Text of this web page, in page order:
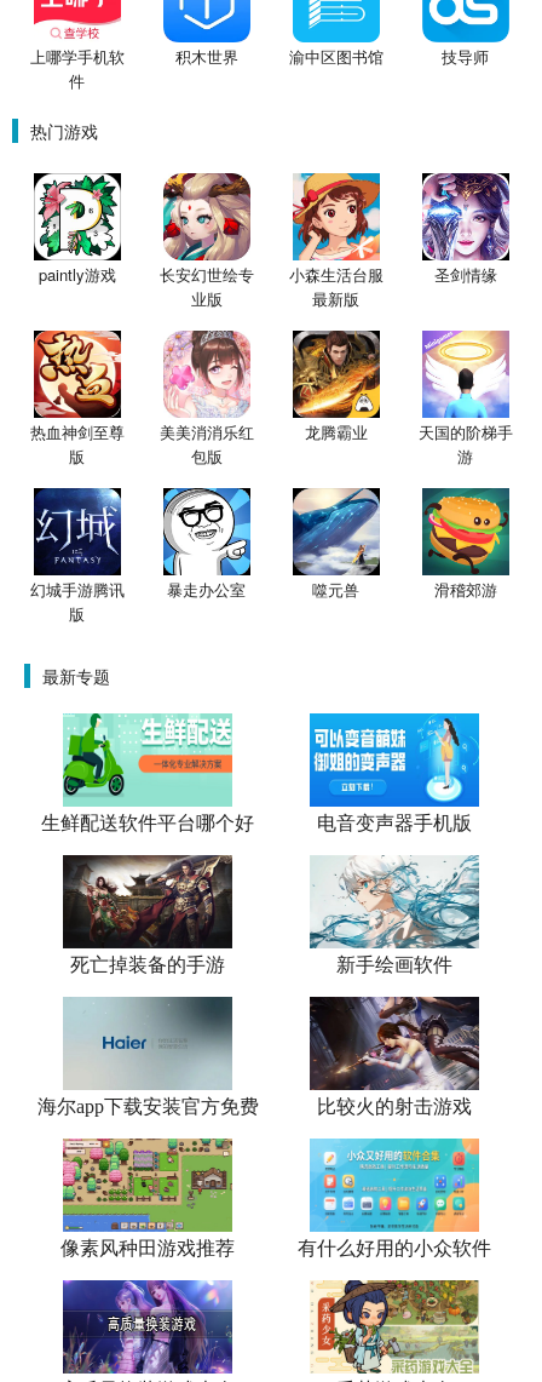
上哪学手机软
件
积木世界 渝中区图书馆 技导师
热门游戏
paintly游戏
长安幻世绘专
业版
小森生活台服
最新版
圣剑情缘
热血神剑至尊
版
美美消消乐红
包版
龙腾霸业
天国的阶梯手
游
幻城手游腾讯
版
暴走办公室 噬元兽 滑稽郊游
最新专题
生鲜配送软件平台哪个好 电音变声器手机版
死亡掉装备的手游 新手绘画软件
海尔app下载安装官方免费 比较火的射击游戏
像素风种田游戏推荐 有什么好用的小众软件